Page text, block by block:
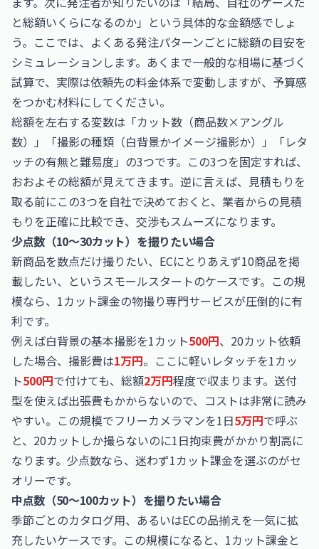
と総額いくらになるのか」という具体的な金額感でしょ
う。ここでは、よくある発注パターンごとに総額の目安を
シミュレーションします。あくまで一般的な相場に基づく
試算で、実際は依頼先の料金体系で変動しますが、予算感
をつかむ材料にしてください。
総額を左右する変数は「カット数（商品数×アングル
数）」「撮影の種類（白背景かイメージ撮影か）」「レタ
ッチの有無と難易度」の3つです。この3つを固定すれば、
おおよその総額が見えてきます。逆に言えば、見積もりを
取る前にこの3つを自社で決めておくと、業者からの見積
もりを正確に比較でき、交渉もスムーズになります。
少点数（10〜30カット）を撮りたい場合
新商品を数点だけ撮りたい、ECにとりあえず10商品を掲
載したい、というスモールスタートのケースです。この規
模なら、1カット課金の物撮り専門サービスが圧倒的に有
利です。
例えば白背景の基本撮影を1カット500円、20カット依頼
した場合、撮影費は1万円。ここに軽いレタッチを1カッ
ト500円で付けても、総額2万円程度で収まります。送付
型を使えば出張費もかからないので、コストは非常に読み
やすい。この規模でフリーカメラマンを1日5万円で呼ぶ
と、20カットしか撮らないのに1日拘束費がかかり割高に
なります。少点数なら、迷わず1カット課金を選ぶのがセ
オリーです。
中点数（50〜100カット）を撮りたい場合
季節ごとのカタログ用、あるいはECの品揃えを一気に拡
充したいケースです。この規模になると、1カット課金と